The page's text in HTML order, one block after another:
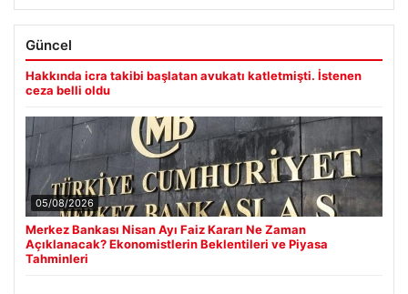
Güncel
Hakkında icra takibi başlatan avukatı katletmişti. İstenen
ceza belli oldu
05/08/2026
Merkez Bankası Nisan Ayı Faiz Kararı Ne Zaman
Açıklanacak? Ekonomistlerin Beklentileri ve Piyasa
Tahminleri